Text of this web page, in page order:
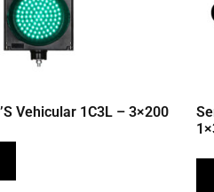
Vehicular 1C3L – 3×200